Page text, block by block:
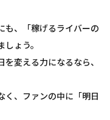
も、「稼げるライバーの
ょう。
変える力になるなら、
く、ファンの中に「明日